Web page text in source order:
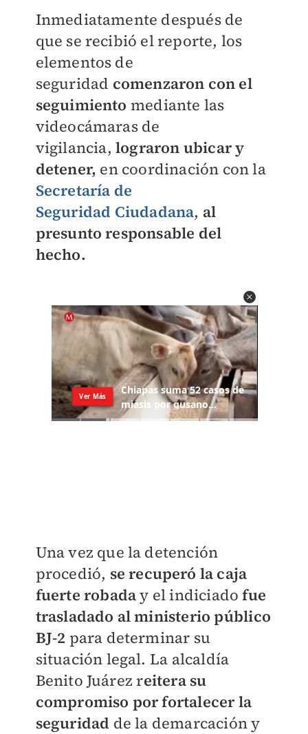
Inmediatamente después de
que se recibió el reporte, los
elementos de
seguridad comenzaron con el
seguimiento mediante las
videocámaras de
vigilancia, lograron ubicar y
detener, en coordinación con la
Secretaría de
Seguridad Ciudadana, al
presunto responsable del
hecho.
Una vez que la detención
procedió, se recuperó la caja
fuerte robaday el indiciadofue
trasladado al ministerio público
BJ-2 para determinar su
situación legal. La alcaldía
Benito Juárez reitera su
compromiso por fortalecer la
seguridad de la demarcación y